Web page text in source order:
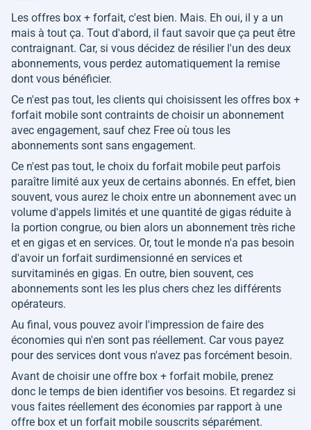
Les offres box + forfait, c'est bien. Mais. Eh oui, il y a un
mais à tout ça. Tout d'abord, il faut savoir que ça peut être
contraignant. Car, si vous décidez de résilier l'un des deux
abonnements, vous perdez automatiquement la remise
dont vous bénéficier.
Ce n'est pas tout, les clients qui choisissent les offres box +
forfait mobile sont contraints de choisir un abonnement
avec engagement, sauf chez Free où tous les
abonnements sont sans engagement.
Ce n'est pas tout, le choix du forfait mobile peut parfois
paraître limité aux yeux de certains abonnés. En effet, bien
souvent, vous aurez le choix entre un abonnement avec un
volume d'appels limités et une quantité de gigas réduite à
la portion congrue, ou bien alors un abonnement très riche
et en gigas et en services. Or, tout le monde n'a pas besoin
d'avoir un forfait surdimensionné en services et
survitaminés en gigas. En outre, bien souvent, ces
abonnements sont les les plus chers chez les différents
opérateurs.
Au final, vous pouvez avoir l'impression de faire des
économies qui n'en sont pas réellement. Car vous payez
pour des services dont vous n'avez pas forcément besoin.
Avant de choisir une offre box + forfait mobile, prenez
donc le temps de bien identifier vos besoins. Et regardez si
vous faites réellement des économies par rapport à une
offre box et un forfait mobile souscrits séparément.